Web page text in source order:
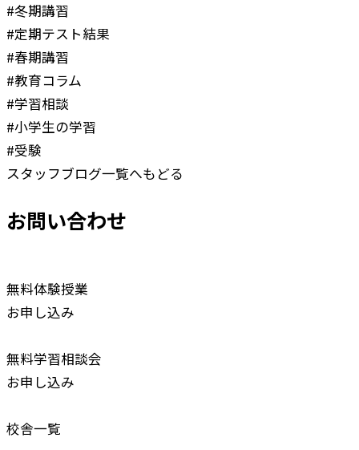
#冬期講習
#定期テスト結果
#春期講習
#教育コラム
#学習相談
#小学生の学習
#受験
スタッフブログ一覧へもどる
お問い合わせ
無料体験授業
お申し込み
無料学習相談会
お申し込み
校舎一覧